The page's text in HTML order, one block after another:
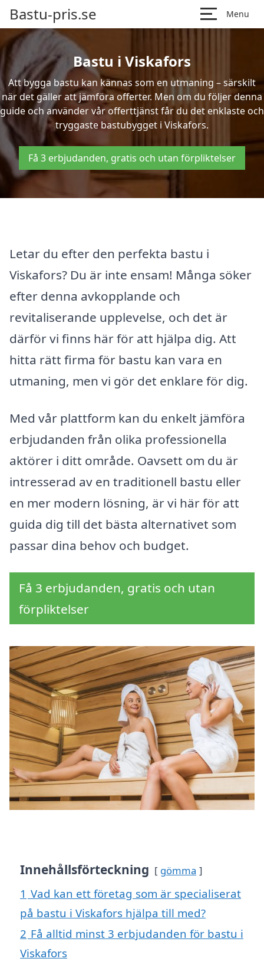
Bastu-pris.se Menu
Bastu i Viskafors
Att bygga bastu kan kännas som en utmaning – särskilt
när det gäller att jämföra offerter. Men om du följer denna
guide och använder vår offerttjänst får du det enklaste och
tryggaste bastubygget i Viskafors.
Få 3 erbjudanden, gratis och utan förpliktelser
Letar du efter den perfekta bastu i
Viskafors? Du är inte ensam! Många söker
efter denna avkopplande och
revitaliserande upplevelse, och det är
därför vi finns här för att hjälpa dig. Att
hitta rätt firma för bastu kan vara en
utmaning, men vi gör det enklare för dig.
Med vår plattform kan du enkelt jämföra
erbjudanden från olika professionella
aktörer i ditt område. Oavsett om du är
intresserad av en traditionell bastu eller
en mer modern lösning, är vi här för att
guida dig till det bästa alternativet som
passar dina behov och budget.
Få 3 erbjudanden, gratis och utan
förpliktelser
Innehållsförteckning gömma
1 Vad kan ett företag som är specialiserat
på bastu i Viskafors hjälpa till med?
2 Få alltid minst 3 erbjudanden för bastu i
Viskafors